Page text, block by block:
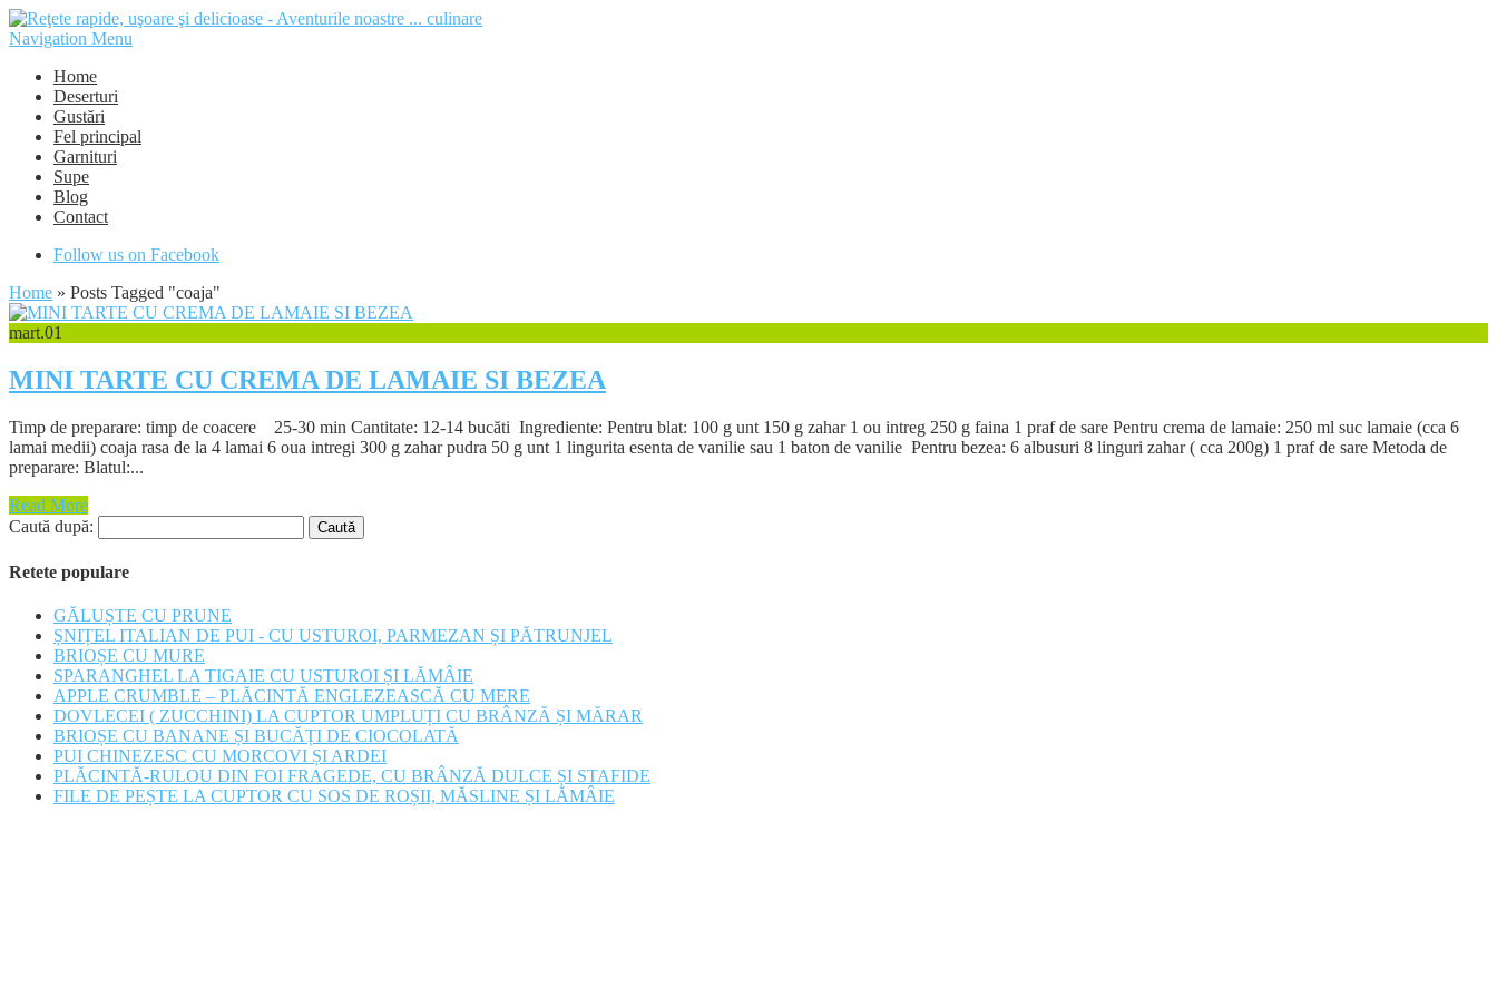
Navigation Menu
Home
Deserturi
Gustări
Fel principal
Garnituri
Supe
Blog
Contact
Follow us on Facebook
Home » Posts Tagged "coaja"
mart.01
MINI TARTE CU CREMA DE LAMAIE SI BEZEA
Timp de preparare: timp de coacere 25-30 min Cantitate: 12-14 bucăti Ingrediente: Pentru blat: 100 g unt 150 g zahar 1 ou intreg 250 g faina 1 praf de sare Pentru crema de lamaie: 250 ml suc lamaie (cca 6
lamai medii) coaja rasa de la 4 lamai 6 oua intregi 300 g zahar pudra 50 g unt 1 lingurita esenta de vanilie sau 1 baton de vanilie Pentru bezea: 6 albusuri 8 linguri zahar ( cca 200g) 1 praf de sare Metoda de
preparare: Blatul:...
Read More
Caută după:
Retete populare
GĂLUȘTE CU PRUNE
ȘNIȚEL ITALIAN DE PUI - CU USTUROI, PARMEZAN ȘI PĂTRUNJEL
BRIOȘE CU MURE
SPARANGHEL LA TIGAIE CU USTUROI ȘI LĂMÂIE
APPLE CRUMBLE – PLĂCINTĂ ENGLEZEASCĂ CU MERE
DOVLECEI ( ZUCCHINI) LA CUPTOR UMPLUȚI CU BRÂNZĂ ȘI MĂRAR
BRIOȘE CU BANANE ȘI BUCĂȚI DE CIOCOLATĂ
PUI CHINEZESC CU MORCOVI ȘI ARDEI
PLĂCINTĂ-RULOU DIN FOI FRAGEDE, CU BRÂNZĂ DULCE ȘI STAFIDE
FILE DE PEȘTE LA CUPTOR CU SOS DE ROȘII, MĂSLINE ȘI LĂMÂIE